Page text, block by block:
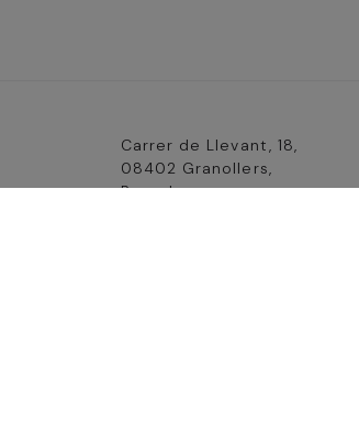
Carrer de Llevant, 18,
08402 Granollers,
Barcelona